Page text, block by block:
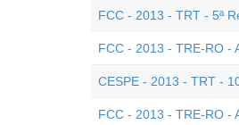
FCC - 2013 - TRT - 5ª
FCC - 2013 - TRE-RO -
CESPE - 2013 - TRT -
FCC - 2013 - TRE-RO -